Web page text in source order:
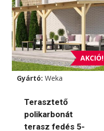
AKCIÓ!
Gyártó: Weka
Terasztető
polikarbonát
terasz fedés 5-